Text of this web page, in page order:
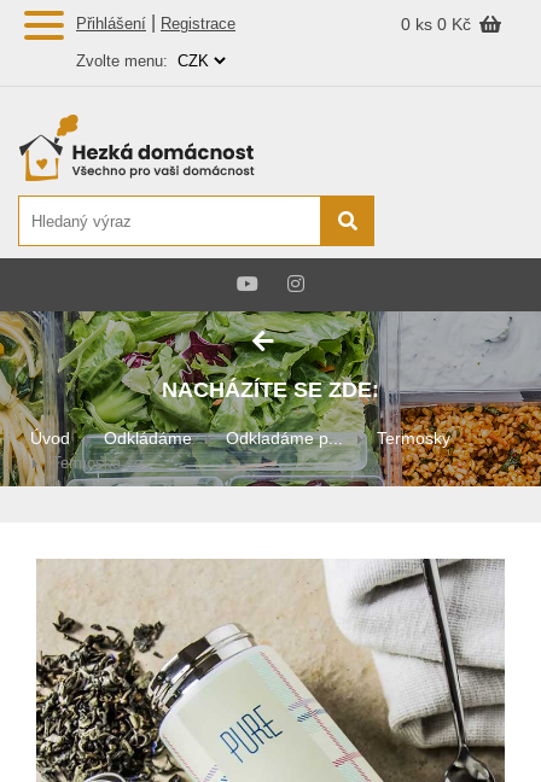
Přihlášení Registrace 0 ks 0 Kč
Zvolte menu:
NACHÁZÍTE SE ZDE:
Úvod Odkládáme Odkladáme p... Termosky
Termoska se ...